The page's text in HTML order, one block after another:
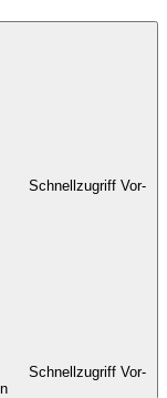
Schnellzugriff Vor-
Schnellzugriff Vor-